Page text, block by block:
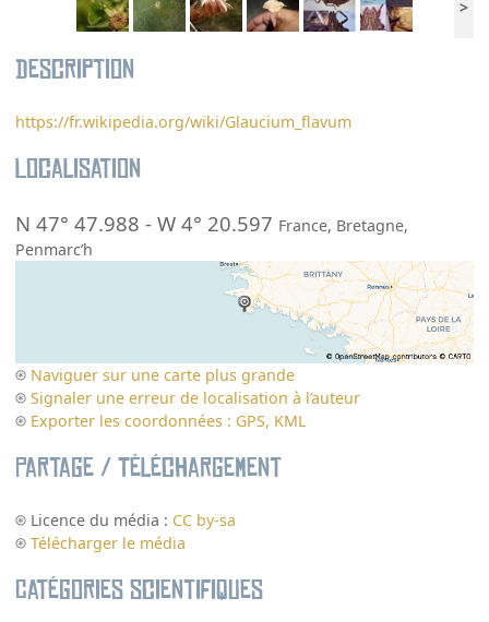
>
Description
https://fr.wikipedia.org/wiki/Glaucium_flavum
Localisation
N 47° 47.988 -W 4° 20.597 France, Bretagne,
Penmarc’h
Naviguer sur une carte plus grande
Signaler une erreur de localisation à l’auteur
Exporter les coordonnées : GPS, KML
Partage / Téléchargement
Licence du média : CC by-sa
Télécharger le média
Catégories scientifiques